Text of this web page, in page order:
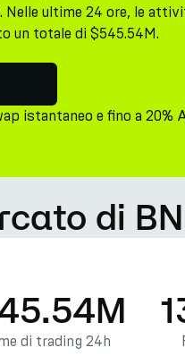
Nelle ultime 24 ore, le
un totale di $545.54M.
istantaneo e fino a 20%
di
di trading 24h